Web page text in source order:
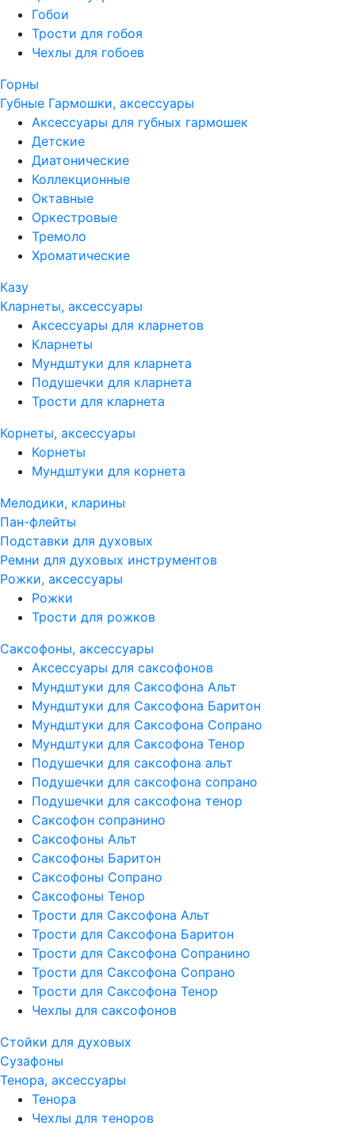
Гобои
Трости для гобоя
Чехлы для гобоев
Горны
Губные Гармошки, аксессуары
Аксессуары для губных гармошек
Детские
Диатонические
Коллекционные
Октавные
Оркестровые
Тремоло
Хроматические
Казу
Кларнеты, аксессуары
Аксессуары для кларнетов
Кларнеты
Мундштуки для кларнета
Подушечки для кларнета
Трости для кларнета
Корнеты, аксессуары
Корнеты
Мундштуки для корнета
Мелодики, кларины
Пан-флейты
Подставки для духовых
Ремни для духовых инструментов
Рожки, аксессуары
Рожки
Трости для рожков
Саксофоны, аксессуары
Аксессуары для саксофонов
Мундштуки для Саксофона Альт
Мундштуки для Саксофона Баритон
Мундштуки для Саксофона Сопрано
Мундштуки для Саксофона Тенор
Подушечки для саксофона альт
Подушечки для саксофона сопрано
Подушечки для саксофона тенор
Саксофон сопранино
Саксофоны Альт
Саксофоны Баритон
Саксофоны Сопрано
Саксофоны Тенор
Трости для Саксофона Альт
Трости для Саксофона Баритон
Трости для Саксофона Сопранино
Трости для Саксофона Сопрано
Трости для Саксофона Тенор
Чехлы для саксофонов
Стойки для духовых
Сузафоны
Тенора, аксессуары
Тенора
Чехлы для теноров